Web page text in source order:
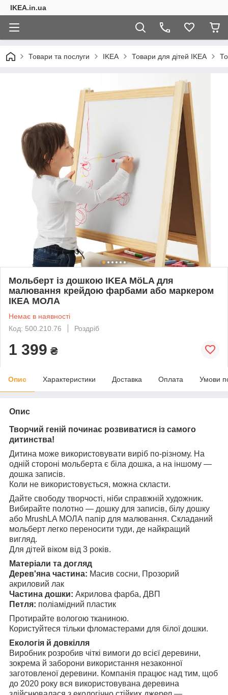
IKEA.in.ua
Товари та послуги IKEA Товари для дітей IKEA
Мольберт із дошкою IKEA MöLA для
малювання крейдою фарбами або маркером
ІКЕА МОЛА
Немає в наявності
Код: 500.210.76
Роздріб
1 399 ₴
Опис Характеристики Доставка Оплата Умови
Опис
Творчий геній починає розвиватися із самого
дитинства!
Дитина може використовувати виріб по-різному. На
одній стороні мольберта є біла дошка, а на іншому —
дошка записів.
Коли не використовується, можна скласти.
Дайте свободу творчості, ніби справжній художник.
Вибирайте полотно — дошку для записів, білу дошку
або MrushLA МОЛА папір для малювання. Складаний
мольберт легко переносити туди, де найкращий
вигляд.
Для дітей віком від 3 років.
Матеріали та догляд
Дерев'яна частина: Масив сосни, Прозорий
акриловий лак
Частина дошки: Акрилова фарба, ДВП
Петля: поліамідний пластик
Протирайте вологою тканиною.
Користуйтеся тільки фломастерами для білої дошки.
Екологія й довкілля
Виробник розробив чіткі вимоги до всієї деревини,
зокрема й заборони використання незаконної
заготовленої деревини. Компанія працює над тим, щоб
до 2020 року вся використовувана деревина